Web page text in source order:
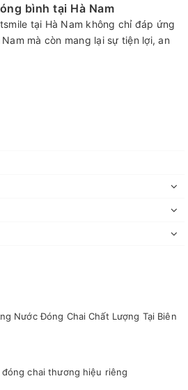
bình tại Hà Nam
tại Hà Nam không chỉ đáp ứng
mà còn mang lại sự tiện lợi, an
Nước Đóng Chai Chất Lượng Tại Biên
chai thương hiệu riêng